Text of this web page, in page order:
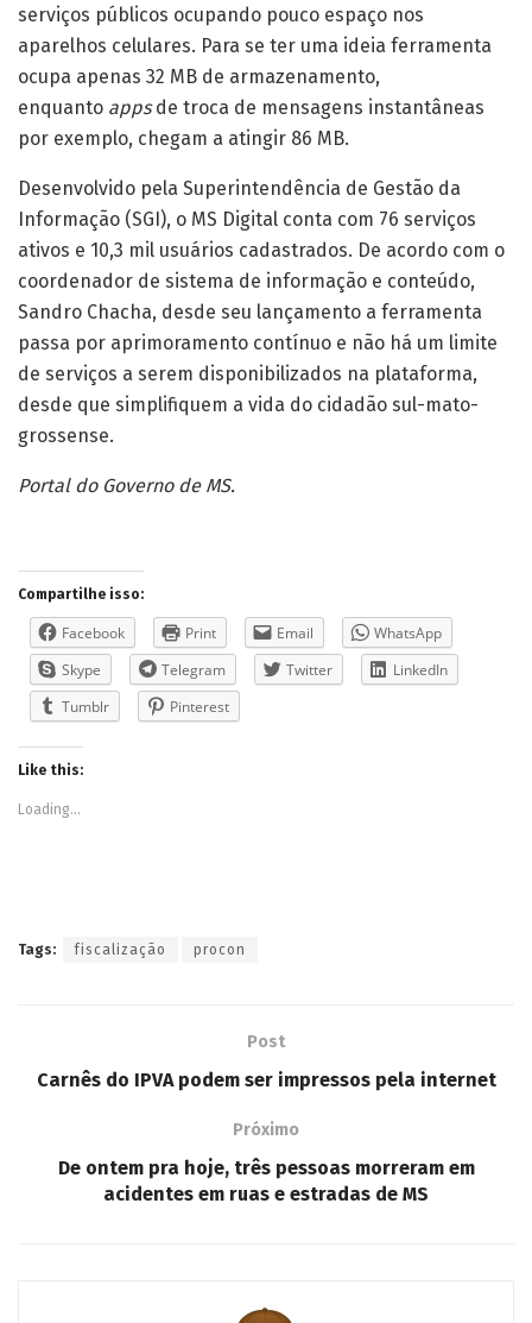
serviços públicos ocupando pouco espaço nos
aparelhos celulares. Para se ter uma ideia ferramenta
ocupa apenas 32 MB de armazenamento,
enquanto appsde troca de mensagens instantâneas
por exemplo, chegam a atingir 86 MB.
Desenvolvido pela Superintendência de Gestão da
Informação (SGI), o MS Digital conta com 76 serviços
ativos e 10,3 mil usuários cadastrados. De acordo com o
coordenador de sistema de informação e conteúdo,
Sandro Chacha, desde seu lançamento a ferramenta
passa por aprimoramento contínuo e não há um limite
de serviços a serem disponibilizados na plataforma,
desde que simplifiquem a vida do cidadão sul-mato-
grossense.
Portal do Governo de MS.
Compartilhe isso:
Facebook Print Email
WhatsApp
Skype
Telegram Twitter
LinkedIn
Tumblr
Pinterest
Like this:
Loading...
Tags: fiscalização procon
Post
Carnês do IPVA podem ser impressos pela internet
Próximo
De ontem pra hoje, três pessoas morreram em
acidentes em ruas e estradas de MS